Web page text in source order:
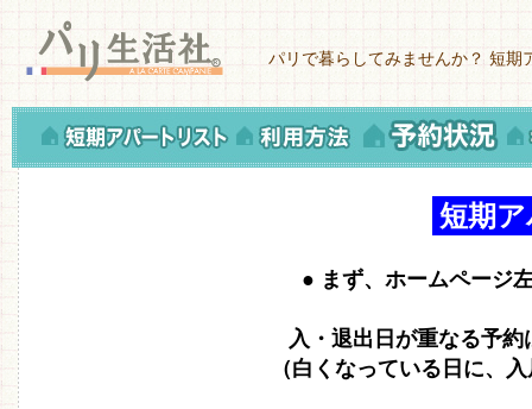
パリで暮らしてみませんか？ 短期
短期
● まず、ホームページ
入・退出日が重なる予
（白くなっている日に、